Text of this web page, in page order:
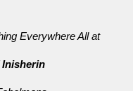
Everywhere All at
Inisherin